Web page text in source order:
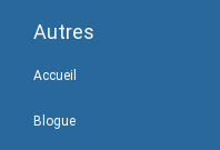
Autres
Accueil
Blogue